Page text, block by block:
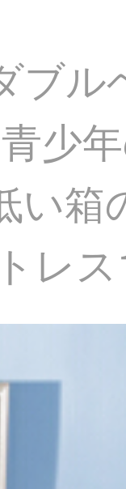
ブル
少
い箱
レ